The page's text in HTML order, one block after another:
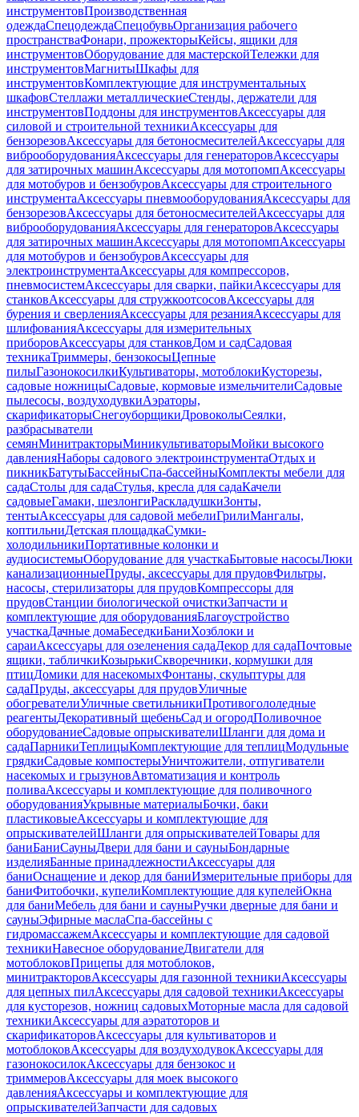
инструментовПроизводственная
одеждаСпецодеждаСпецобувьОрганизация рабочего
пространстваФонари, прожекторыКейсы, ящики для
инструментовОборудование для мастерскойТележки для
инструментовМагнитыШкафы для
инструментовКомплектующие для инструментальных
шкафовСтеллажи металлическиеСтенды, держатели для
инструментовПоддоны для инструментовАксессуары для
силовой и строительной техникиАксессуары для
бензорезовАксессуары для бетоносмесителейАксессуары для
виброоборудованияАксессуары для генераторовАксессуары
для затирочных машинАксессуары для мотопомпАксессуары
для мотобуров и бензобуровАксессуары для строительного
инструментаАксессуары пневмооборудованияАксессуары для
бензорезовАксессуары для бетоносмесителейАксессуары для
виброоборудованияАксессуары для генераторовАксессуары
для затирочных машинАксессуары для мотопомпАксессуары
для мотобуров и бензобуровАксессуары для
электроинструментаАксессуары для компрессоров,
пневмосистемАксессуары для сварки, пайкиАксессуары для
станковАксессуары для стружкоотсосовАксессуары для
бурения и сверленияАксессуары для резанияАксессуары для
шлифованияАксессуары для измерительных
приборовАксессуары для станковДом и садСадовая
техникаТриммеры, бензокосыЦепные
пилыГазонокосилкиКультиваторы, мотоблокиКусторезы,
садовые ножницыСадовые, кормовые измельчителиСадовые
пылесосы, воздуходувкиАэраторы,
скарификаторыСнегоуборщикиДровоколыСеялки,
разбрасыватели
семянМинитракторыМиникультиваторыМойки высокого
давленияНаборы садового электроинструментаОтдых и
пикникБатутыБассейныСпа-бассейныКомплекты мебели для
садаСтолы для садаСтулья, кресла для садаКачели
садовыеГамаки, шезлонгиРаскладушкиЗонты,
тентыАксессуары для садовой мебелиГрилиМангалы,
коптильниДетская площадкаСумки-
холодильникиПортативные колонки и
аудиосистемыОборудование для участкаБытовые насосыЛюки
канализационныеПруды, аксессуары для прудовФильтры,
насосы, стерилизаторы для прудовКомпрессоры для
прудовСтанции биологической очисткиЗапчасти и
комплектующие для оборудованияБлагоустройство
участкаДачные домаБеседкиБаниХозблоки и
сараиАксессуары для озеленения садаДекор для садаПочтовые
ящики, табличкиКозырькиСкворечники, кормушки для
птицДомики для насекомыхФонтаны, скульптуры для
садаПруды, аксессуары для прудовУличные
обогревателиУличные светильникиПротивогололедные
реагентыДекоративный щебеньСад и огородПоливочное
оборудованиеСадовые опрыскивателиШланги для дома и
садаПарникиТеплицыКомплектующие для теплицМодульные
грядкиСадовые компостерыУничтожители, отпугиватели
насекомых и грызуновАвтоматизация и контроль
поливаАксессуары и комплектующие для поливочного
оборудованияУкрывные материалыБочки, баки
пластиковыеАксессуары и комплектующие для
опрыскивателейШланги для опрыскивателейТовары для
баниБаниСауныДвери для бани и сауныБондарные
изделияБанные принадлежностиАксессуары для
баниОснащение и декор для баниИзмерительные приборы для
баниФитобочки, купелиКомплектующие для купелейОкна
для баниМебель для бани и сауныРучки дверные для бани и
сауныЭфирные маслаСпа-бассейны с
гидромассажемАксессуары и комплектующие для садовой
техникиНавесное оборудованиеДвигатели для
мотоблоковПрицепы для мотоблоков,
минитракторовАксессуары для газонной техникиАксессуары
для цепных пилАксессуары для садовой техникиАксессуары
для кусторезов, ножниц садовыхМоторные масла для садовой
техникиАксессуары для аэратоторов и
скарификаторовАксессуары для культиваторов и
мотоблоковАксессуары для воздуходувокАксессуары для
газонокосилокАксессуары для бензокос и
триммеровАксессуары для моек высокого
давленияАксессуары и комплектующие для
опрыскивателейЗапчасти для садовых